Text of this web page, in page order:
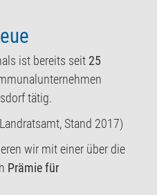
ist bereits seit 25
tätig.
Stand 2017)
wir mit einer über die
Prämie für